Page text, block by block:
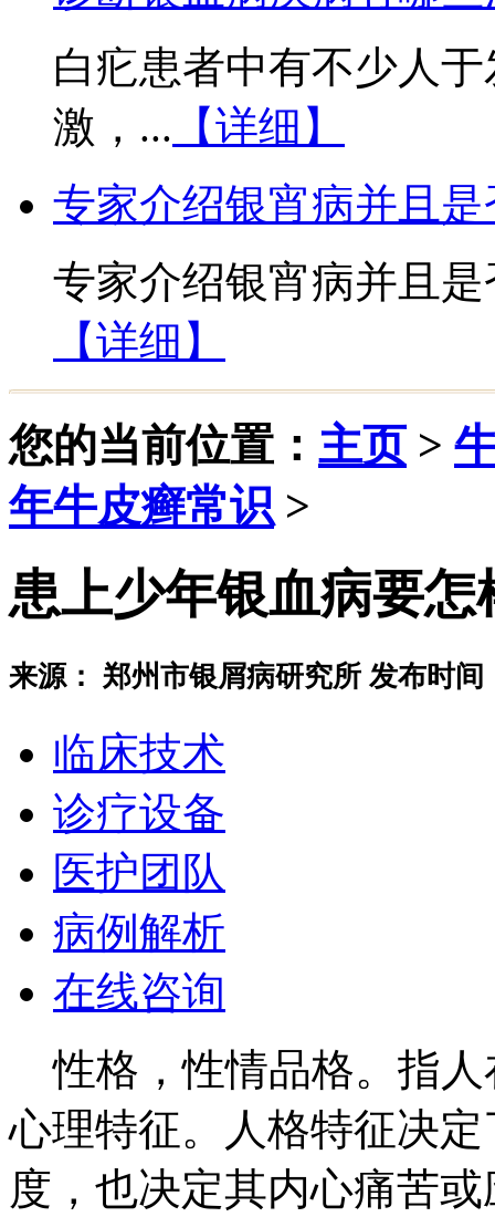
白疕患者中有不少人
激，... 【详细】
专家介绍银宵病并且
专家介绍银宵病并且
【详细】
您的当前位置： 主页>
年牛皮癣常识 >
患上少年银血病要怎
来源： 郑州市银屑病研究所 发布时间
临床技术
诊疗设备
医护团队
病例解析
在线咨询
性格，性情品格。指人
心理特征。人格特征决
度，也决定其内心痛苦